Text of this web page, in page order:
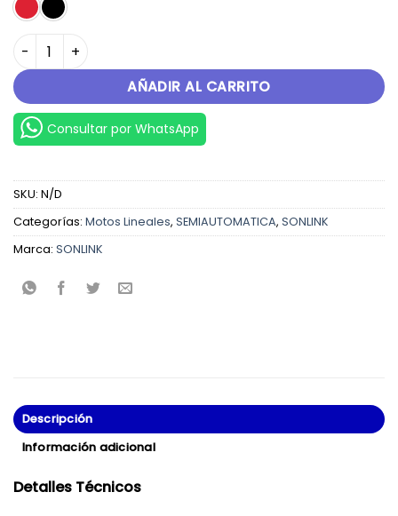
SL110-5S cantidad
AÑADIR AL CARRITO
Consultar por WhatsApp
SKU: N/D
Categorías: Motos Lineales, SEMIAUTOMATICA, SONLINK
Marca: SONLINK
Descripción
Información adicional
Detalles Técnicos